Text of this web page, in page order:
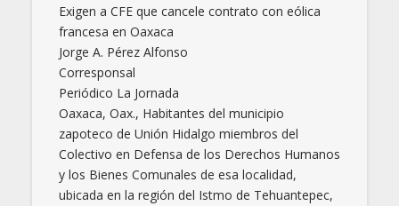
Exigen a CFE que cancele contrato con eólica
francesa en Oaxaca
Jorge A. Pérez Alfonso
Corresponsal
Periódico La Jornada
Oaxaca, Oax., Habitantes del municipio
zapoteco de Unión Hidalgo miembros del
Colectivo en Defensa de los Derechos Humanos
y los Bienes Comunales de esa localidad,
ubicada en la región del Istmo de Tehuantepec,